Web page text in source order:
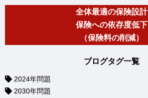
全体最適の保険設計
保険への依存度低下
（保険料の削減）
ブログタグ一覧
2024年問題
2030年問題